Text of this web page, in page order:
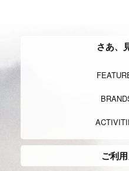
さあ、
ご利